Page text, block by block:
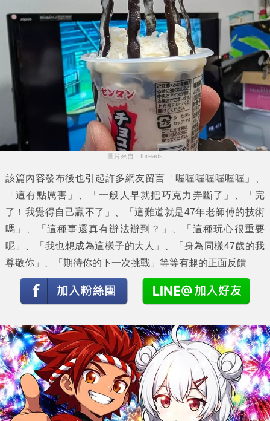
圖片來自：threads
該篇內容發布後也引起許多網友留言「喔喔喔喔喔喔喔」、
「這有點厲害」、「一般人早就把巧克力弄斷了」、「完
了！我覺得自己贏不了」、「這難道就是47年老師傅的技術
嗎」、「這種事還真有辦法辦到？」、「這種玩心很重要
呢」、「我也想成為這樣子的大人」、「身為同樣47歲的我
尊敬你」、「期待你的下一次挑戰」等等有趣的正面反饋